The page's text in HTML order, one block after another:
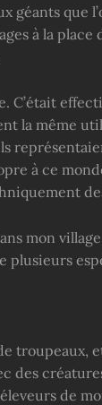
géants que
à la place
C’était
la même
à ce
mon
plusieurs
troupeaux,
des
de